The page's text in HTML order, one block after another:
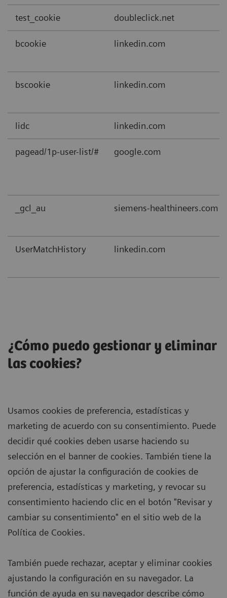
test_cookie doubleclick.net
bcookie linkedin.com
bscookie linkedin.com
lidc linkedin.com
pagead/1p-user-list/# google.com
_gcl_au siemens-healthineers.com
UserMatchHistory linkedin.com
¿Cómo puedo gestionar y eliminar
las cookies?
Usamos cookies de preferencia, estadísticas y
marketing de acuerdo con su consentimiento. Puede
decidir qué cookies deben usarse haciendo su
selección en el banner de cookies. También tiene la
opción de ajustar la configuración de cookies de
preferencia, estadísticas y marketing, y revocar su
consentimiento haciendo clic en el botón "Revisar y
cambiar su consentimiento" en el sitio web de la
Política de Cookies.
También puede rechazar, aceptar y eliminar cookies
ajustando la configuración en su navegador. La
función de ayuda en su navegador describe cómo